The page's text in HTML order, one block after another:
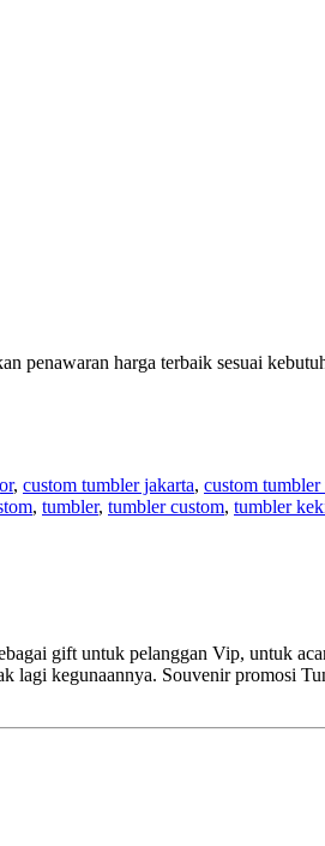
penawaran harga terbaik sesuai
, custom tumbler jakarta, custom tumbler
, tumbler, tumbler custom, tumbler
gift untuk pelanggan Vip, untuk
lagi kegunaannya. Souvenir promosi